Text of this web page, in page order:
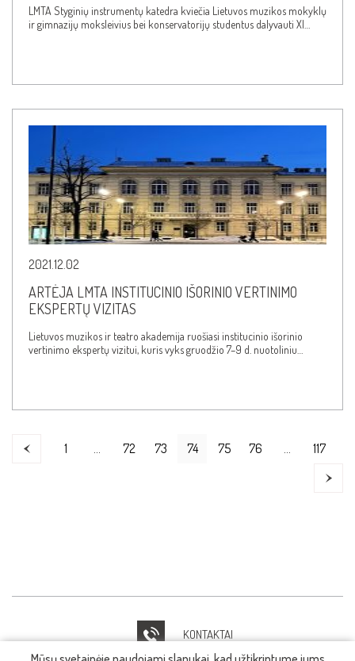
LMTA Styginių instrumentų katedra kviečia Lietuvos muzikos mokyklų
ir gimnazijų moksleivius bei konservatorijų studentus dalyvauti XI…
2021.12.02
ARTĖJA LMTA INSTITUCINIO IŠORINIO VERTINIMO
EKSPERTŲ VIZITAS
Lietuvos muzikos ir teatro akademija ruošiasi institucinio išorinio
vertinimo ekspertų vizitui, kuris vyks gruodžio 7–9 d. nuotoliniu…
1 … 72 73 74 75 76 … 117
KONTAKTAI